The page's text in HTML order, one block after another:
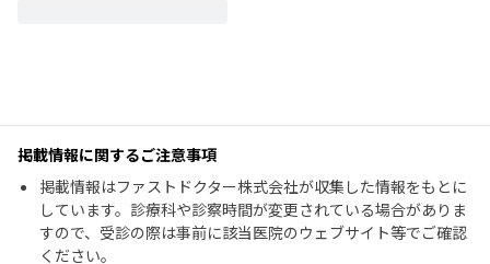
掲載情報に関するご注意事項
掲載情報はファストドクター株式会社が収集した情報をもとに
しています。診療科や診察時間が変更されている場合がありま
すので、受診の際は事前に該当医院のウェブサイト等でご確認
ください。